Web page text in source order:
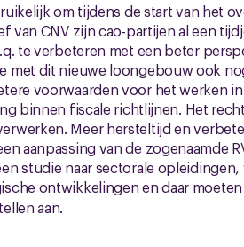
om tijdens de start van het
van CNV zijn cao-partijen al een
te verbeteren met een beter
met dit nieuwe loongebouw ook
voorwaarden voor het werken
binnen fiscale richtlijnen. Het
Meer hersteltijd en
aanpassing van de zogenaamde
studie naar sectorale
ontwikkelingen en daar
aan.